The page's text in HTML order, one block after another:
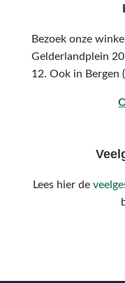
Bezoek onze
Gelderlandplein
12. Ook in Bergen
Lees hier de